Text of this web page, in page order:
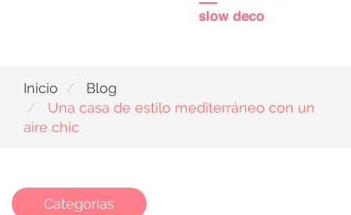
Inicio
Blog
Una casa de estilo mediterráneo con un
aire chic
Categorias